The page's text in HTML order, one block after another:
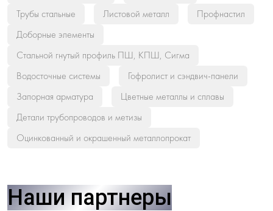
Трубы стальные
Листовой металл
Профнастил
Доборные элементы
Стальной гнутый профиль ПШ, КПШ, Сигма
Водосточные системы
Гофролист и сэндвич-панели
Запорная арматура
Цветные металлы и сплавы
Детали трубопроводов и метизы
Оцинкованный и окрашенный металлопрокат
Наши партнеры